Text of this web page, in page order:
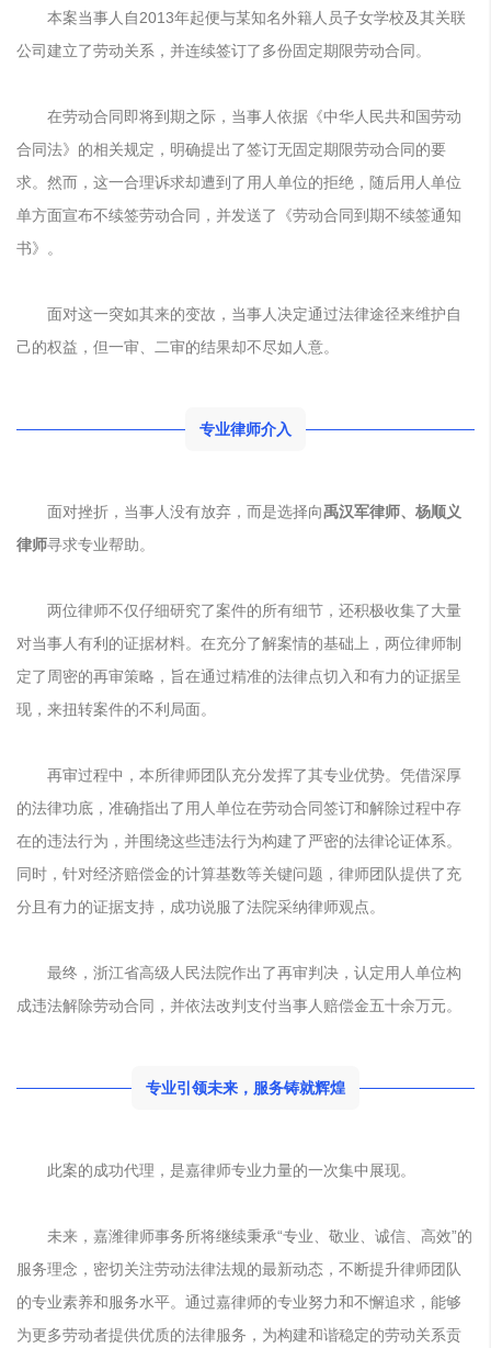
本案当事人自2013年起便与某知名外籍人员子女学校及其关联
公司建立了劳动关系，并连续签订了多份固定期限劳动合同。
在劳动合同即将到期之际，当事人依据《中华人民共和国劳动
合同法》的相关规定，明确提出了签订无固定期限劳动合同的要
求。然而，这一合理诉求却遭到了用人单位的拒绝，随后用人单位
单方面宣布不续签劳动合同，并发送了《劳动合同到期不续签通知
书》。
面对这一突如其来的变故，当事人决定通过法律途径来维护自
己的权益，但一审、二审的结果却不尽如人意。
专业律师介入
面对挫折，当事人没有放弃，而是选择向禹汉军律师、杨顺义
律师寻求专业帮助。
两位律师不仅仔细研究了案件的所有细节，还积极收集了大量
对当事人有利的证据材料。在充分了解案情的基础上，两位律师制
定了周密的再审策略，旨在通过精准的法律点切入和有力的证据呈
现，来扭转案件的不利局面。
再审过程中，本所律师团队充分发挥了其专业优势。 凭借深厚
的法律功底，准确指出了用人单位在劳动合同签订和解除过程中存
在的违法行为，并围绕这些违法行为构建了严密的法律论证体系。
同时，针对经济赔偿金的计算基数等关键问题，律师团队提供了充
分且有力的证据支持，成功说服了法院采纳律师观点。
最终，浙江省高级人民法院作出了再审判决，认定用人单位构
成违法解除劳动合同，并依法改判支付当事人赔偿金五十余万元。
专业引领未来，服务铸就辉煌
此案的成功代理，是嘉律师专业力量的一次集中展现。
未来，嘉潍律师事务所将继续秉承“专业、敬业、诚信、高效”的
服务理念，密切关注劳动法律法规的最新动态，不断提升律师团队
的专业素养和服务水平。通过嘉律师的专业努力和不懈追求，能够
为更多劳动者提供优质的法律服务，为构建和谐稳定的劳动关系贡